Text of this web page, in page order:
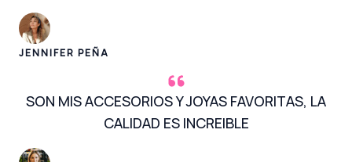
JENNIFER PEÑA
SON MIS ACCESORIOS Y JOYAS FAVORITAS, LA
CALIDAD ES INCREIBLE